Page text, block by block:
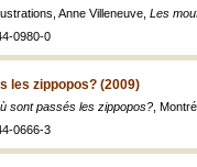
Anne Villeneuve, Les
0980-0
les zippopos? (2009)
sont passés les zippopos? ,
0666-3